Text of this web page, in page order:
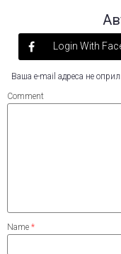
Login With
Ваша e-mail адреса не
Comment
Name *